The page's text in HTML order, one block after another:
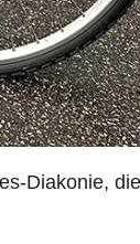
Diakonie,